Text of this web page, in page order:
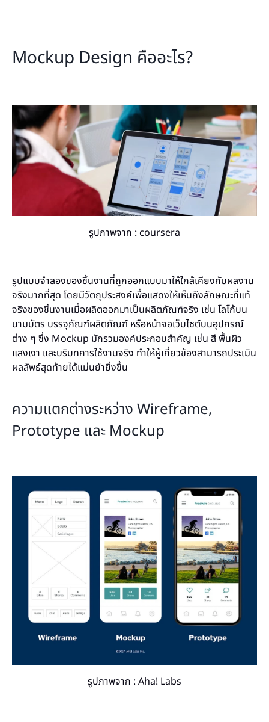
Mockup Design คืออะไร?
รูปภาพจาก : coursera
รูปแบบจำลองของชิ้นงานที่ถูกออกแบบมาให้ใกล้เคียงกับผลงาน
จริงมากที่สุด โดยมีวัตถุประสงค์เพื่อแสดงให้เห็นถึงลักษณะที่แท้
จริงของชิ้นงานเมื่อผลิตออกมาเป็นผลิตภัณฑ์จริง เช่น โลโก้บน
นามบัตร บรรจุภัณฑ์ผลิตภัณฑ์ หรือหน้าจอเว็บไซต์บนอุปกรณ์
ต่าง ๆ ซึ่ง Mockup มักรวมองค์ประกอบสำคัญ เช่น สี พื้นผิว
แสงเงา และบริบทการใช้งานจริง ทำให้ผู้เกี่ยวข้องสามารถประเมิน
ผลลัพธ์สุดท้ายได้แม่นยำยิ่งขึ้น
ความแตกต่างระหว่าง Wireframe,
Prototype และ Mockup
รูปภาพจาก : Aha! Labs